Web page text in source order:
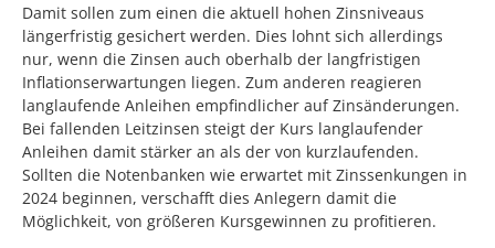
Damit sollen zum einen die aktuell hohen Zinsniveaus
längerfristig gesichert werden. Dies lohnt sich allerdings
nur, wenn die Zinsen auch oberhalb der langfristigen
Inflationserwartungen liegen. Zum anderen reagieren
langlaufende Anleihen empfindlicher auf Zinsänderungen.
Bei fallenden Leitzinsen steigt der Kurs langlaufender
Anleihen damit stärker an als der von kurzlaufenden.
Sollten die Notenbanken wie erwartet mit Zinssenkungen in
2024 beginnen, verschafft dies Anlegern damit die
Möglichkeit, von größeren Kursgewinnen zu profitieren.